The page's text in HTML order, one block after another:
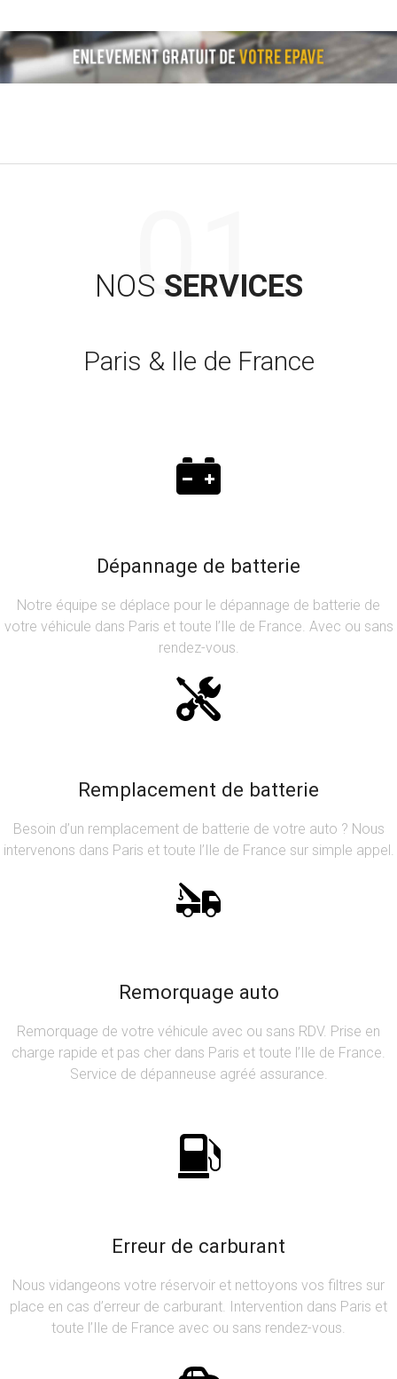
NOS SERVICES
Paris & Ile de France
Dépannage de batterie
Notre équipe se déplace pour le dépannage de batterie de
votre véhicule dans Paris et toute l’Ile de France. Avec ou sans
rendez-vous.
Remplacement de batterie
Besoin d’un remplacement de batterie de votre auto ? Nous
intervenons dans Paris et toute l’Ile de France sur simple appel.
Remorquage auto
Remorquage de votre véhicule avec ou sans RDV. Prise en
charge rapide et pas cher dans Paris et toute l’Ile de France.
Service de dépanneuse agréé assurance.
Erreur de carburant
Nous vidangeons votre réservoir et nettoyons vos filtres sur
place en cas d’erreur de carburant. Intervention dans Paris et
toute l’Ile de France avec ou sans rendez-vous.